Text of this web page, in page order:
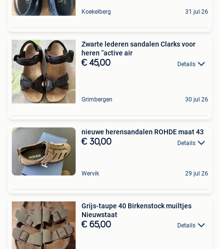
Koekelberg 31 jul 26
Zwarte lederen sandalen Clarks voor
heren “active air
€ 45,00 Details
Grimbergen 30 jul 26
nieuwe herensandalen ROHDE maat 43
€ 30,00 Details
Wervik 29 jul 26
Grijs-taupe 40 Birkenstock muiltjes
Nieuwstaat
€ 65,00 Details